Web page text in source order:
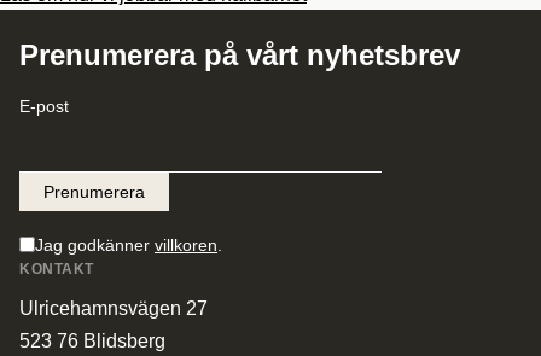
KONTAKT
Ulricehamnsvägen 27
523 76 Blidsberg
Prenumerera på vårt nyhetsbrev
E-post
Jag godkänner villkoren